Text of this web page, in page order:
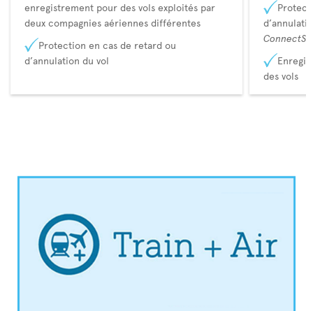
enregistrement pour des vols exploités par
deux compagnies aériennes différentes
Protection en cas de retard ou
d’annulation du vol
des vols